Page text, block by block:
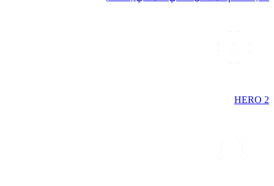
HERO 2